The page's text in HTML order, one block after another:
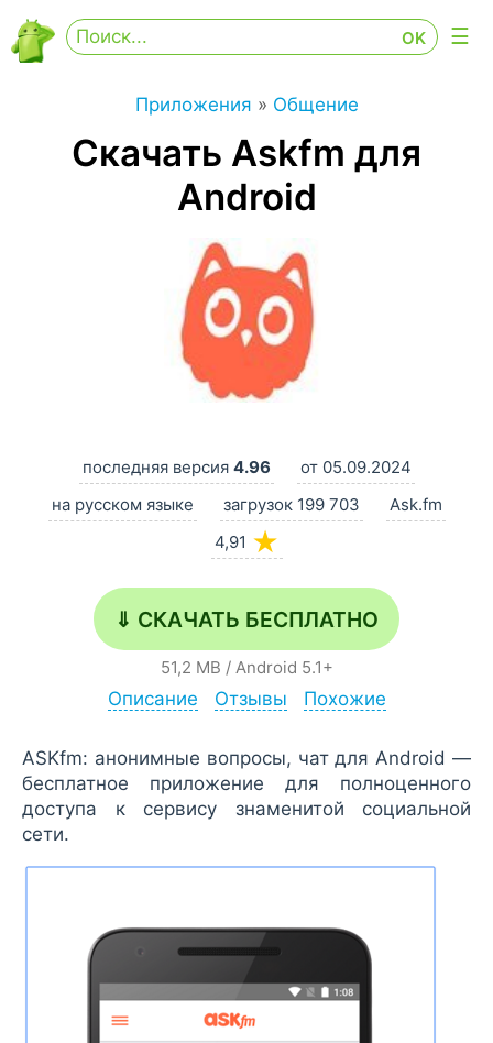
Приложения » Общение
Скачать Askfm для
Android
последняя версия 4.96
от 05.09.2024
на русском языке
загрузок 199 703
Ask.fm
4,91 ★
⇓ СКАЧАТЬ БЕСПЛАТНО
51,2 MB / Android 5.1+
Описание Отзывы Похожие
ASKfm: анонимные вопросы, чат для Android —
бесплатное приложение для полноценного
доступа к сервису знаменитой социальной
сети.